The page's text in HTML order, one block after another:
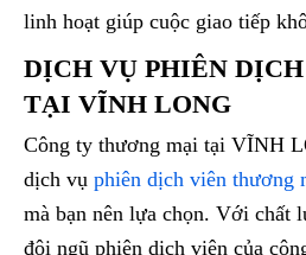
linh hoạt giúp cuộc giao tiếp
DỊCH VỤ PHIÊN
TẠI VĨNH LONG
Công ty thương mại tại VĨNH
dịch vụ phiên dịch viên thương
mà bạn nên lựa chọn. Với chất
đội ngũ phiên dịch viên của